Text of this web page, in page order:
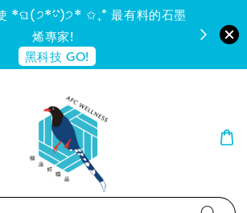
*ଘ(੭*ˊᵕˋ)੭* ✩₊˚ 最有料的石墨
烯專家!
黑科技 GO!